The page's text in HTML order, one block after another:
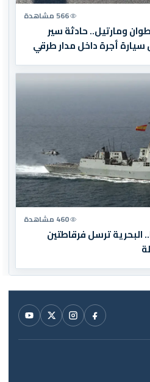
566 مشاهدة
ومارتيل.. حادثة سير
أجرة داخل مدار طرقي
460 مشاهدة
البحرية ترسل فرقاطتين